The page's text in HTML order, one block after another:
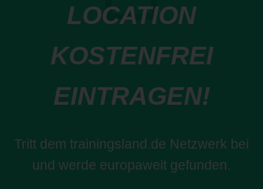
LOCATION
KOSTENFREI
EINTRAGEN!
Tritt dem trainingsland.de Netzwerk bei
und werde europaweit gefunden.